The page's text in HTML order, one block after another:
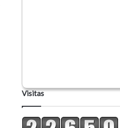
Visitas